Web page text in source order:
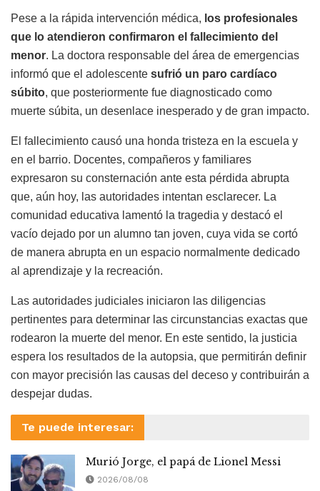
Pese a la rápida intervención médica, los profesionales
que lo atendieron confirmaron el fallecimiento del
menor. La doctora responsable del área de emergencias
informó que el adolescente sufrió un paro cardíaco
súbito, que posteriormente fue diagnosticado como
muerte súbita, un desenlace inesperado y de gran impacto.
El fallecimiento causó una honda tristeza en la escuela y
en el barrio. Docentes, compañeros y familiares
expresaron su consternación ante esta pérdida abrupta
que, aún hoy, las autoridades intentan esclarecer. La
comunidad educativa lamentó la tragedia y destacó el
vacío dejado por un alumno tan joven, cuya vida se cortó
de manera abrupta en un espacio normalmente dedicado
al aprendizaje y la recreación.
Las autoridades judiciales iniciaron las diligencias
pertinentes para determinar las circunstancias exactas que
rodearon la muerte del menor. En este sentido, la justicia
espera los resultados de la autopsia, que permitirán definir
con mayor precisión las causas del deceso y contribuirán a
despejar dudas.
Te puede interesar:
Murió Jorge, el papá de Lionel Messi
2026/08/08